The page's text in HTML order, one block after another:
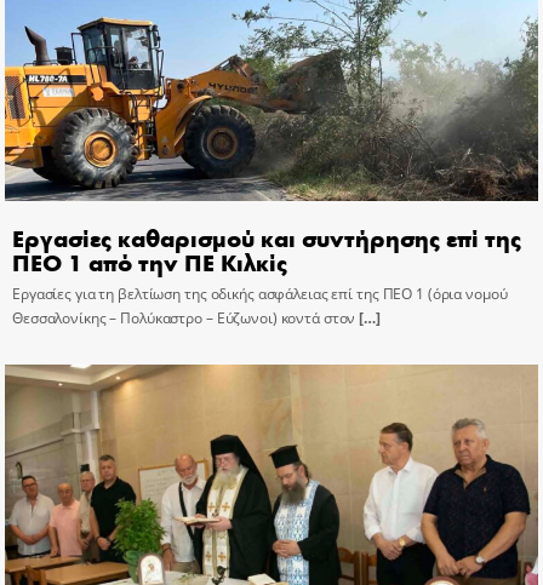
Εργασίες καθαρισμού και συντήρησης επί της
ΠΕΟ 1 από την ΠΕ Κιλκίς
Εργασίες για τη βελτίωση της οδικής ασφάλειας επί της ΠΕΟ 1 (όρια νομού
Θεσσαλονίκης – Πολύκαστρο – Εύζωνοι) κοντά στον […]